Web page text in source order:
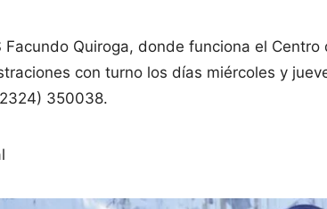
Quiroga, donde funciona el Centro
con turno los días miércoles y
350038.